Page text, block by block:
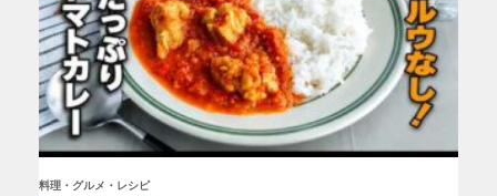
料理・グルメ・レシピ